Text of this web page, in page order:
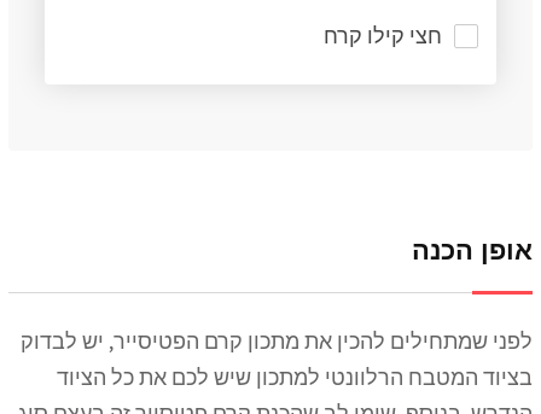
חצי קילו קרח
אופן הכנה
לפני שמתחילים להכין את מתכון קרם הפטיסייר, יש לבדוק
בציוד המטבח הרלוונטי למתכון שיש לכם את כל הציוד